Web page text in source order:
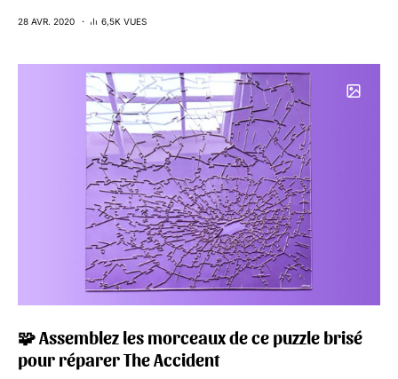
28 AVR. 2020 6,5K VUES
🧩 Assemblez les morceaux de ce puzzle brisé
pour réparer The Accident